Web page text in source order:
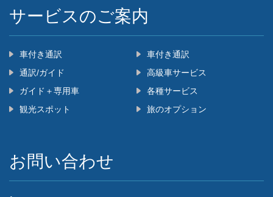
‌サービスのご案内
車付き通訳
車付き通訳
通訳/ガイド
高級車サービス
ガイド＋専用車
各種サービス
観光スポット
旅のオプション
お問い合わせ